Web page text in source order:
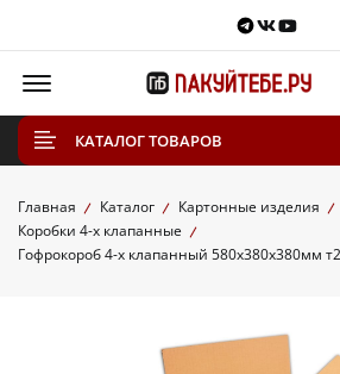
Telegram
КАТАЛОГ ТОВАРОВ
Главная Каталог Картонные изделия
Коробки 4-х клапанные
Гофрокороб 4-х клапанный 580х380х380мм